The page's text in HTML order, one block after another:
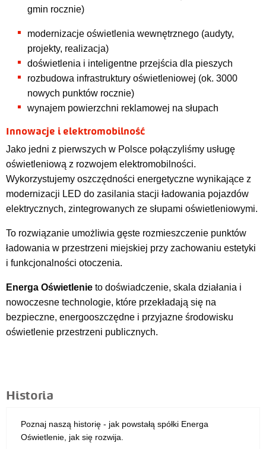
gmin rocznie)
modernizacje oświetlenia wewnętrznego (audyty,
projekty, realizacja)
doświetlenia i inteligentne przejścia dla pieszych
rozbudowa infrastruktury oświetleniowej (ok. 3000
nowych punktów rocznie)
wynajem powierzchni reklamowej na słupach
Innowacje i elektromobilność
Jako jedni z pierwszych w Polsce połączyliśmy usługę
oświetleniową z rozwojem elektromobilności.
Wykorzystujemy oszczędności energetyczne wynikające z
modernizacji LED do zasilania stacji ładowania pojazdów
elektrycznych, zintegrowanych ze słupami oświetleniowymi.
To rozwiązanie umożliwia gęste rozmieszczenie punktów
ładowania w przestrzeni miejskiej przy zachowaniu estetyki
i funkcjonalności otoczenia.
Energa Oświetlenie to doświadczenie, skala działania i
nowoczesne technologie, które przekładają się na
bezpieczne, energooszczędne i przyjazne środowisku
oświetlenie przestrzeni publicznych.
Historia
Poznaj naszą historię - jak powstałą spółki Energa
Oświetlenie, jak się rozwija.